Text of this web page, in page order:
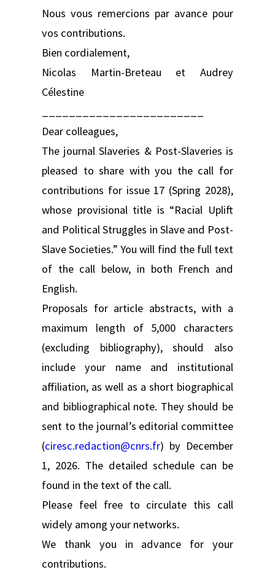
Nous vous remercions par avance pour
vos contributions.
Bien cordialement,
Nicolas Martin-Breteau et Audrey
Célestine
Dear colleagues,
The journal Slaveries & Post-Slaveries is
pleased to share with you the call for
contributions for issue 17 (Spring 2028),
whose provisional title is “Racial Uplift
and Political Struggles in Slave and Post-
Slave Societies.” You will find the full text
of the call below, in both French and
English.
Proposals for article abstracts, with a
maximum length of 5,000 characters
(excluding bibliography), should also
include your name and institutional
affiliation, as well as a short biographical
and bibliographical note. They should be
sent to the journal’s editorial committee
(ciresc.redaction@cnrs.fr) by December
1, 2026. The detailed schedule can be
found in the text of the call.
Please feel free to circulate this call
widely among your networks.
We thank you in advance for your
contributions.